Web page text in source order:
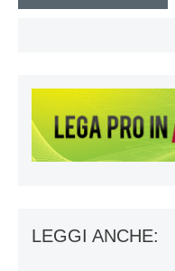
LEGGI ANCHE: